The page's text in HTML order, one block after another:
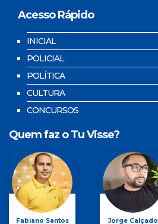
Acesso Rápido
INICIAL
POLICIAL
POLÍTICA
CULTURA
CONCURSOS
Quem faz o Tu Visse?
Fabiano Santos Jorge Calçado